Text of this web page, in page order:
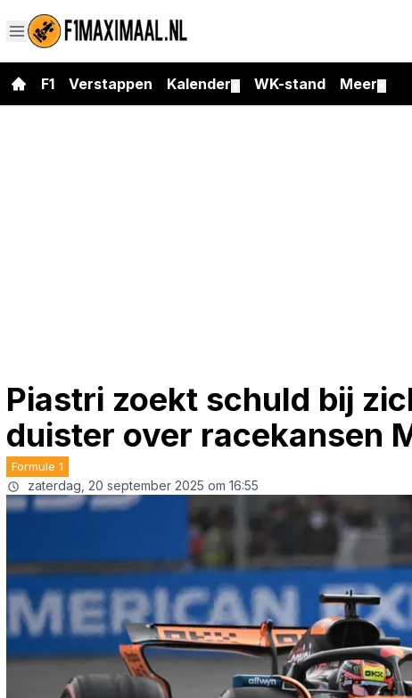
F1 Verstappen Kalender WK-stand Meer
Piastri zoekt schuld bij
duister over racekansen
Formule 1
zaterdag, 20 september 2025 om 16:55